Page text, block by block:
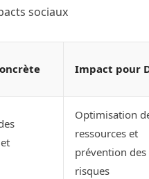
sociaux
Impact pour
Optimisation
ressources et
prévention des
risques